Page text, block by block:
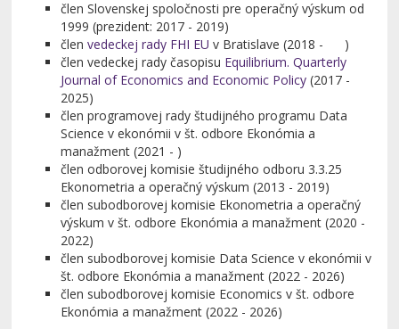
člen Slovenskej spoločnosti pre operačný výskum od
1999 (prezident: 2017 - 2019)
členvedeckej rady FHI EU v Bratislave (2018 - )
člen vedeckej rady časopisu Equilibrium. Quarterly
Journal of Economics and Economic Policy (2017 -
2025)
člen programovej rady študijného programu Data
Science v ekonómii v št. odbore Ekonómia a
manažment (2021 - )
člen odborovej komisie študijného odboru 3.3.25
Ekonometria a operačný výskum (2013 - 2019)
člen subodborovej komisie Ekonometria a operačný
výskum v št. odbore Ekonómia a manažment (2020 -
2022)
člen subodborovej komisie Data Science v ekonómii v
št. odbore Ekonómia a manažment (2022 - 2026)
člen subodborovej komisie Economics v št. odbore
Ekonómia a manažment (2022 - 2026)